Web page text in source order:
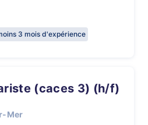
3 mois d'expérience
(caces 3) (h/f)
Mer